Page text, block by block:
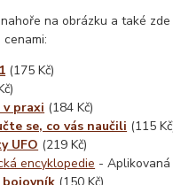
na obrázku a také zde
(175 Kč)
v praxi (184 Kč)
se, co vás naučili (115
UFO (219 Kč)
encyklopedie -